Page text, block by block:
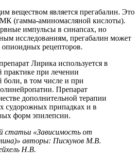
веществом является прегабалин. Это
(гамма-аминомасляной кислоты).
импульсы в синапсах, но
исследованиям, прегабалин может
рецепторов.
Лирика используется в
практике при лечении
боли, в том числе и при
Препарат
дополнительной терапии
судорожных припадках и в
форм эпилепсии.
статьи «Зависимость от
авторы: Пискунов М.В.
Н.В.